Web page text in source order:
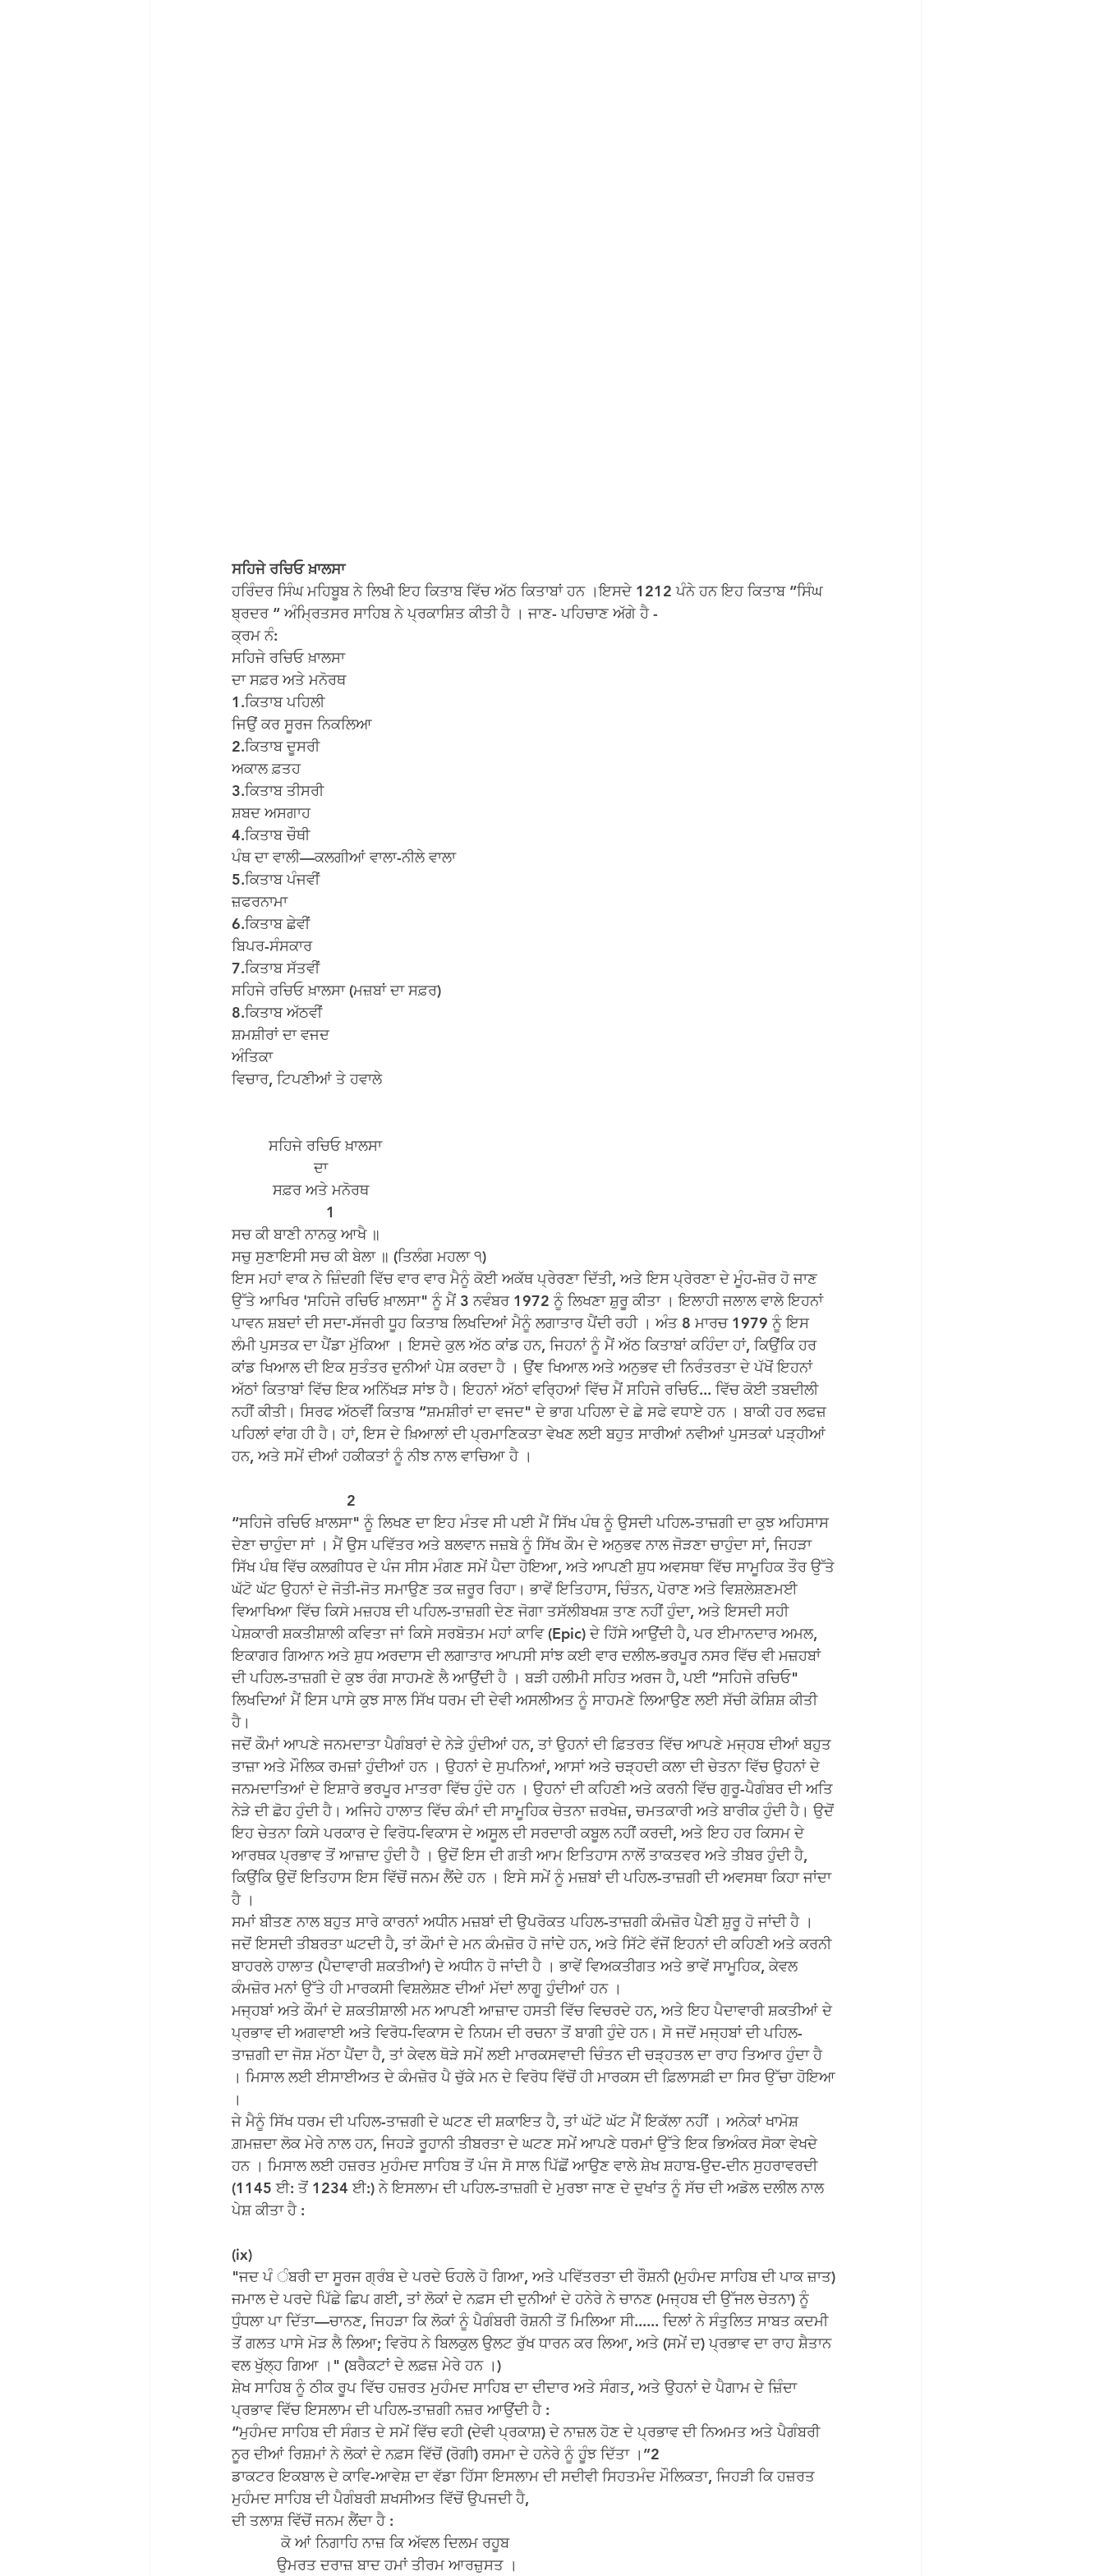
ਸਹਿਜੇ ਰਚਿਓ ਖ਼ਾਲਸਾ
ਹਰਿੰਦਰ ਸਿੰਘ ਮਹਿਬੂਬ ਨੇ ਲਿਖੀ ਇਹ ਕਿਤਾਬ ਵਿੱਚ ਅੱਠ ਕਿਤਾਬਾਂ ਹਨ ।ਇਸਦੇ 1212 ਪੰਨੇ ਹਨ ਇਹ ਕਿਤਾਬ “ਸਿੰਘ
ਬ੍ਰਦਰ “ ਅੰਮਿ੍ਰਤਸਰ ਸਾਹਿਬ ਨੇ ਪ੍ਰਕਾਸ਼ਿਤ ਕੀਤੀ ਹੈ । ਜਾਣ- ਪਹਿਚਾਣ ਅੱਗੇ ਹੈ -
ਕ੍ਰਮ ਨੰ:
ਸਹਿਜੇ ਰਚਿਓ ਖ਼ਾਲਸਾ
ਦਾ ਸਫ਼ਰ ਅਤੇ ਮਨੋਰਥ
1.ਕਿਤਾਬ ਪਹਿਲੀ
ਜਿਉਂ ਕਰ ਸੂਰਜ ਨਿਕਲਿਆ
2.ਕਿਤਾਬ ਦੂਸਰੀ
ਅਕਾਲ ਫ਼ਤਹ
3.ਕਿਤਾਬ ਤੀਸਰੀ
ਸ਼ਬਦ ਅਸਗਾਹ
4.ਕਿਤਾਬ ਚੌਥੀ
ਪੰਥ ਦਾ ਵਾਲੀ—ਕਲਗੀਆਂ ਵਾਲਾ-ਨੀਲੇ ਵਾਲਾ
5.ਕਿਤਾਬ ਪੰਜਵੀਂ
ਜ਼ਫਰਨਾਮਾ
6.ਕਿਤਾਬ ਛੇਵੀਂ
ਬਿਪਰ-ਸੰਸਕਾਰ
7.ਕਿਤਾਬ ਸੱਤਵੀਂ
ਸਹਿਜੇ ਰਚਿਓ ਖ਼ਾਲਸਾ (ਮਜ਼ਬਾਂ ਦਾ ਸਫ਼ਰ)
8.ਕਿਤਾਬ ਅੱਠਵੀਂ
ਸ਼ਮਸ਼ੀਰਾਂ ਦਾ ਵਜਦ
ਅੰਤਿਕਾ
ਵਿਚਾਰ, ਟਿਪਣੀਆਂ ਤੇ ਹਵਾਲੇ
ਸਹਿਜੇ ਰਚਿਓ ਖ਼ਾਲਸਾ
ਦਾ
ਸਫ਼ਰ ਅਤੇ ਮਨੋਰਥ
1
ਸਚ ਕੀ ਬਾਣੀ ਨਾਨਕੁ ਆਖੈ ॥
ਸਚੁ ਸੁਣਾਇਸੀ ਸਚ ਕੀ ਬੇਲਾ ॥ (ਤਿਲੰਗ ਮਹਲਾ ੧)
ਇਸ ਮਹਾਂ ਵਾਕ ਨੇ ਜ਼ਿੰਦਗੀ ਵਿੱਚ ਵਾਰ ਵਾਰ ਮੈਨੂੰ ਕੋਈ ਅਕੱਥ ਪ੍ਰੇਰਣਾ ਦਿੱਤੀ, ਅਤੇ ਇਸ ਪ੍ਰੇਰਣਾ ਦੇ ਮੂੰਹ-ਜ਼ੋਰ ਹੋ ਜਾਣ
ਉੱਤੇ ਆਖਿਰ 'ਸਹਿਜੇ ਰਚਿਓ ਖ਼ਾਲਸਾ" ਨੂੰ ਮੈਂ 3 ਨਵੰਬਰ 1972 ਨੂੰ ਲਿਖਣਾ ਸ਼ੁਰੂ ਕੀਤਾ । ਇਲਾਹੀ ਜਲਾਲ ਵਾਲੇ ਇਹਨਾਂ
ਪਾਵਨ ਸ਼ਬਦਾਂ ਦੀ ਸਦਾ-ਸੱਜਰੀ ਧੂਹ ਕਿਤਾਬ ਲਿਖਦਿਆਂ ਮੈਨੂੰ ਲਗਾਤਾਰ ਪੈਂਦੀ ਰਹੀ । ਅੰਤ 8 ਮਾਰਚ 1979 ਨੂੰ ਇਸ
ਲੰਮੀ ਪੁਸਤਕ ਦਾ ਪੈਂਡਾ ਮੁੱਕਿਆ । ਇਸਦੇ ਕੁਲ ਅੱਠ ਕਾਂਡ ਹਨ, ਜਿਹਨਾਂ ਨੂੰ ਮੈਂ ਅੱਠ ਕਿਤਾਬਾਂ ਕਹਿੰਦਾ ਹਾਂ, ਕਿਉਂਕਿ ਹਰ
ਕਾਂਡ ਖਿਆਲ ਦੀ ਇਕ ਸੁਤੰਤਰ ਦੁਨੀਆਂ ਪੇਸ਼ ਕਰਦਾ ਹੈ । ਉਂਞ ਖਿਆਲ ਅਤੇ ਅਨੁਭਵ ਦੀ ਨਿਰੰਤਰਤਾ ਦੇ ਪੱਖੋਂ ਇਹਨਾਂ
ਅੱਠਾਂ ਕਿਤਾਬਾਂ ਵਿੱਚ ਇਕ ਅਨਿੱਖੜ ਸਾਂਝ ਹੈ। ਇਹਨਾਂ ਅੱਠਾਂ ਵਰ੍ਹਿਆਂ ਵਿੱਚ ਮੈਂ ਸਹਿਜੇ ਰਚਿਓ... ਵਿੱਚ ਕੋਈ ਤਬਦੀਲੀ
ਨਹੀਂ ਕੀਤੀ। ਸਿਰਫ ਅੱਠਵੀਂ ਕਿਤਾਬ “ਸ਼ਮਸ਼ੀਰਾਂ ਦਾ ਵਜਦ" ਦੇ ਭਾਗ ਪਹਿਲਾ ਦੇ ਛੇ ਸਫੇ ਵਧਾਏ ਹਨ । ਬਾਕੀ ਹਰ ਲਫਜ਼
ਪਹਿਲਾਂ ਵਾਂਗ ਹੀ ਹੈ। ਹਾਂ, ਇਸ ਦੇ ਖ਼ਿਆਲਾਂ ਦੀ ਪ੍ਰਮਾਣਿਕਤਾ ਵੇਖਣ ਲਈ ਬਹੁਤ ਸਾਰੀਆਂ ਨਵੀਆਂ ਪੁਸਤਕਾਂ ਪੜ੍ਹੀਆਂ
ਹਨ, ਅਤੇ ਸਮੇਂ ਦੀਆਂ ਹਕੀਕਤਾਂ ਨੂੰ ਨੀਝ ਨਾਲ ਵਾਚਿਆ ਹੈ ।
2
“ਸਹਿਜੇ ਰਚਿਓ ਖ਼ਾਲਸਾ" ਨੂੰ ਲਿਖਣ ਦਾ ਇਹ ਮੰਤਵ ਸੀ ਪਈ ਮੈਂ ਸਿੱਖ ਪੰਥ ਨੂੰ ਉਸਦੀ ਪਹਿਲ-ਤਾਜ਼ਗੀ ਦਾ ਕੁਝ ਅਹਿਸਾਸ
ਦੇਣਾ ਚਾਹੁੰਦਾ ਸਾਂ । ਮੈਂ ਉਸ ਪਵਿੱਤਰ ਅਤੇ ਬਲਵਾਨ ਜਜ਼ਬੇ ਨੂੰ ਸਿੱਖ ਕੌਮ ਦੇ ਅਨੁਭਵ ਨਾਲ ਜੋੜਣਾ ਚਾਹੁੰਦਾ ਸਾਂ, ਜਿਹੜਾ
ਸਿੱਖ ਪੰਥ ਵਿੱਚ ਕਲਗੀਧਰ ਦੇ ਪੰਜ ਸੀਸ ਮੰਗਣ ਸਮੇਂ ਪੈਦਾ ਹੋਇਆ, ਅਤੇ ਆਪਣੀ ਸ਼ੁਧ ਅਵਸਥਾ ਵਿੱਚ ਸਾਮੂਹਿਕ ਤੌਰ ਉੱਤੇ
ਘੱਟੋ ਘੱਟ ਉਹਨਾਂ ਦੇ ਜੋਤੀ-ਜੋਤ ਸਮਾਉਣ ਤਕ ਜ਼ਰੂਰ ਰਿਹਾ। ਭਾਵੇਂ ਇਤਿਹਾਸ, ਚਿੰਤਨ, ਪੋਰਾਣ ਅਤੇ ਵਿਸ਼ਲੇਸ਼ਣਮਈ
ਵਿਆਖਿਆ ਵਿੱਚ ਕਿਸੇ ਮਜ਼ਹਬ ਦੀ ਪਹਿਲ-ਤਾਜ਼ਗੀ ਦੇਣ ਜੋਗਾ ਤਸੱਲੀਬਖਸ਼ ਤਾਣ ਨਹੀਂ ਹੁੰਦਾ, ਅਤੇ ਇਸਦੀ ਸਹੀ
ਪੇਸ਼ਕਾਰੀ ਸ਼ਕਤੀਸ਼ਾਲੀ ਕਵਿਤਾ ਜਾਂ ਕਿਸੇ ਸਰਬੋਤਮ ਮਹਾਂ ਕਾਵਿ (Epic) ਦੇ ਹਿੱਸੇ ਆਉਂਦੀ ਹੈ, ਪਰ ਈਮਾਨਦਾਰ ਅਮਲ,
ਇਕਾਗਰ ਗਿਆਨ ਅਤੇ ਸ਼ੁਧ ਅਰਦਾਸ ਦੀ ਲਗਾਤਾਰ ਆਪਸੀ ਸਾਂਝ ਕਈ ਵਾਰ ਦਲੀਲ-ਭਰਪੂਰ ਨਸਰ ਵਿੱਚ ਵੀ ਮਜ਼ਹਬਾਂ
ਦੀ ਪਹਿਲ-ਤਾਜ਼ਗੀ ਦੇ ਕੁਝ ਰੰਗ ਸਾਹਮਣੇ ਲੈ ਆਉਂਦੀ ਹੈ । ਬੜੀ ਹਲੀਮੀ ਸਹਿਤ ਅਰਜ ਹੈ, ਪਈ “ਸਹਿਜੇ ਰਚਿਓ"
ਲਿਖਦਿਆਂ ਮੈਂ ਇਸ ਪਾਸੇ ਕੁਝ ਸਾਲ ਸਿੱਖ ਧਰਮ ਦੀ ਦੇਵੀ ਅਸਲੀਅਤ ਨੂੰ ਸਾਹਮਣੇ ਲਿਆਉਣ ਲਈ ਸੱਚੀ ਕੋਸ਼ਿਸ਼ ਕੀਤੀ
ਹੈ।
ਜਦੋਂ ਕੌਮਾਂ ਆਪਣੇ ਜਨਮਦਾਤਾ ਪੈਗੰਬਰਾਂ ਦੇ ਨੇੜੇ ਹੁੰਦੀਆਂ ਹਨ, ਤਾਂ ਉਹਨਾਂ ਦੀ ਫ਼ਿਤਰਤ ਵਿੱਚ ਆਪਣੇ ਮਜ੍ਹਬ ਦੀਆਂ ਬਹੁਤ
ਤਾਜ਼ਾ ਅਤੇ ਮੌਲਿਕ ਰਮਜ਼ਾਂ ਹੁੰਦੀਆਂ ਹਨ । ਉਹਨਾਂ ਦੇ ਸੁਪਨਿਆਂ, ਆਸਾਂ ਅਤੇ ਚੜ੍ਹਦੀ ਕਲਾ ਦੀ ਚੇਤਨਾ ਵਿੱਚ ਉਹਨਾਂ ਦੇ
ਜਨਮਦਾਤਿਆਂ ਦੇ ਇਸ਼ਾਰੇ ਭਰਪੂਰ ਮਾਤਰਾ ਵਿੱਚ ਹੁੰਦੇ ਹਨ । ਉਹਨਾਂ ਦੀ ਕਹਿਣੀ ਅਤੇ ਕਰਨੀ ਵਿੱਚ ਗੁਰੂ-ਪੈਗੰਬਰ ਦੀ ਅਤਿ
ਨੇੜੇ ਦੀ ਛੋਹ ਹੁੰਦੀ ਹੈ। ਅਜਿਹੇ ਹਾਲਾਤ ਵਿੱਚ ਕੰਮਾਂ ਦੀ ਸਾਮੂਹਿਕ ਚੇਤਨਾ ਜ਼ਰਖੇਜ਼, ਚਮਤਕਾਰੀ ਅਤੇ ਬਾਰੀਕ ਹੁੰਦੀ ਹੈ। ਉਦੋਂ
ਇਹ ਚੇਤਨਾ ਕਿਸੇ ਪਰਕਾਰ ਦੇ ਵਿਰੋਧ-ਵਿਕਾਸ ਦੇ ਅਸੂਲ ਦੀ ਸਰਦਾਰੀ ਕਬੂਲ ਨਹੀਂ ਕਰਦੀ, ਅਤੇ ਇਹ ਹਰ ਕਿਸਮ ਦੇ
ਆਰਥਕ ਪ੍ਰਭਾਵ ਤੋਂ ਆਜ਼ਾਦ ਹੁੰਦੀ ਹੈ । ਉਦੋਂ ਇਸ ਦੀ ਗਤੀ ਆਮ ਇਤਿਹਾਸ ਨਾਲੋਂ ਤਾਕਤਵਰ ਅਤੇ ਤੀਬਰ ਹੁੰਦੀ ਹੈ,
ਕਿਉਂਕਿ ਉਦੋਂ ਇਤਿਹਾਸ ਇਸ ਵਿੱਚੋਂ ਜਨਮ ਲੈਂਦੇ ਹਨ । ਇਸੇ ਸਮੇਂ ਨੂੰ ਮਜ਼ਬਾਂ ਦੀ ਪਹਿਲ-ਤਾਜ਼ਗੀ ਦੀ ਅਵਸਥਾ ਕਿਹਾ ਜਾਂਦਾ
ਹੈ ।
ਸਮਾਂ ਬੀਤਣ ਨਾਲ ਬਹੁਤ ਸਾਰੇ ਕਾਰਨਾਂ ਅਧੀਨ ਮਜ਼ਬਾਂ ਦੀ ਉਪਰੋਕਤ ਪਹਿਲ-ਤਾਜ਼ਗੀ ਕੰਮਜ਼ੋਰ ਪੈਣੀ ਸ਼ੁਰੂ ਹੋ ਜਾਂਦੀ ਹੈ ।
ਜਦੋਂ ਇਸਦੀ ਤੀਬਰਤਾ ਘਟਦੀ ਹੈ, ਤਾਂ ਕੌਮਾਂ ਦੇ ਮਨ ਕੰਮਜ਼ੋਰ ਹੋ ਜਾਂਦੇ ਹਨ, ਅਤੇ ਸਿੱਟੇ ਵੱਜੋਂ ਇਹਨਾਂ ਦੀ ਕਹਿਣੀ ਅਤੇ ਕਰਨੀ
ਬਾਹਰਲੇ ਹਾਲਾਤ (ਪੈਦਾਵਾਰੀ ਸ਼ਕਤੀਆਂ) ਦੇ ਅਧੀਨ ਹੋ ਜਾਂਦੀ ਹੈ । ਭਾਵੇਂ ਵਿਅਕਤੀਗਤ ਅਤੇ ਭਾਵੇਂ ਸਾਮੂਹਿਕ, ਕੇਵਲ
ਕੰਮਜ਼ੋਰ ਮਨਾਂ ਉੱਤੇ ਹੀ ਮਾਰਕਸੀ ਵਿਸ਼ਲੇਸ਼ਣ ਦੀਆਂ ਮੱਦਾਂ ਲਾਗੂ ਹੁੰਦੀਆਂ ਹਨ ।
ਮਜ੍ਹਬਾਂ ਅਤੇ ਕੌਮਾਂ ਦੇ ਸ਼ਕਤੀਸ਼ਾਲੀ ਮਨ ਆਪਣੀ ਆਜ਼ਾਦ ਹਸਤੀ ਵਿੱਚ ਵਿਚਰਦੇ ਹਨ, ਅਤੇ ਇਹ ਪੈਦਾਵਾਰੀ ਸ਼ਕਤੀਆਂ ਦੇ
ਪ੍ਰਭਾਵ ਦੀ ਅਗਵਾਈ ਅਤੇ ਵਿਰੋਧ-ਵਿਕਾਸ ਦੇ ਨਿਯਮ ਦੀ ਰਚਨਾ ਤੋਂ ਬਾਗੀ ਹੁੰਦੇ ਹਨ। ਸੋ ਜਦੋਂ ਮਜ੍ਹਬਾਂ ਦੀ ਪਹਿਲ-
ਤਾਜ਼ਗੀ ਦਾ ਜੋਸ਼ ਮੱਠਾ ਪੈਂਦਾ ਹੈ, ਤਾਂ ਕੇਵਲ ਥੋੜੇ ਸਮੇਂ ਲਈ ਮਾਰਕਸਵਾਦੀ ਚਿੰਤਨ ਦੀ ਚੜ੍ਹਤਲ ਦਾ ਰਾਹ ਤਿਆਰ ਹੁੰਦਾ ਹੈ
। ਮਿਸਾਲ ਲਈ ਈਸਾਈਅਤ ਦੇ ਕੰਮਜ਼ੋਰ ਪੈ ਚੁੱਕੇ ਮਨ ਦੇ ਵਿਰੋਧ ਵਿੱਚੋਂ ਹੀ ਮਾਰਕਸ ਦੀ ਫ਼ਿਲਾਸਫ਼ੀ ਦਾ ਸਿਰ ਉੱਚਾ ਹੋਇਆ
।
ਜੇ ਮੈਨੂੰ ਸਿੱਖ ਧਰਮ ਦੀ ਪਹਿਲ-ਤਾਜ਼ਗੀ ਦੇ ਘਟਣ ਦੀ ਸ਼ਕਾਇਤ ਹੈ, ਤਾਂ ਘੱਟੋ ਘੱਟ ਮੈਂ ਇਕੱਲਾ ਨਹੀਂ । ਅਨੇਕਾਂ ਖਾਮੋਸ਼
ਗ਼ਮਜ਼ਦਾ ਲੋਕ ਮੇਰੇ ਨਾਲ ਹਨ, ਜਿਹੜੇ ਰੂਹਾਨੀ ਤੀਬਰਤਾ ਦੇ ਘਟਣ ਸਮੇਂ ਆਪਣੇ ਧਰਮਾਂ ਉੱਤੇ ਇਕ ਭਿਅੰਕਰ ਸੋਕਾ ਵੇਖਦੇ
ਹਨ । ਮਿਸਾਲ ਲਈ ਹਜ਼ਰਤ ਮੁਹੰਮਦ ਸਾਹਿਬ ਤੋਂ ਪੰਜ ਸੋ ਸਾਲ ਪਿੱਛੋਂ ਆਉਣ ਵਾਲੇ ਸ਼ੇਖ ਸ਼ਹਾਬ-ਉਦ-ਦੀਨ ਸੁਹਰਾਵਰਦੀ
(1145 ਈ: ਤੋਂ 1234 ਈ:) ਨੇ ਇਸਲਾਮ ਦੀ ਪਹਿਲ-ਤਾਜ਼ਗੀ ਦੇ ਮੁਰਝਾ ਜਾਣ ਦੇ ਦੁਖਾਂਤ ਨੂੰ ਸੱਚ ਦੀ ਅਡੋਲ ਦਲੀਲ ਨਾਲ
ਪੇਸ਼ ਕੀਤਾ ਹੈ :
(ix)
"ਜਦ ਪੰ ੰਬਰੀ ਦਾ ਸੂਰਜ ਗ੍ਰੰਬ ਦੇ ਪਰਦੇ ਓਹਲੇ ਹੋ ਗਿਆ, ਅਤੇ ਪਵਿੱਤਰਤਾ ਦੀ ਰੌਸ਼ਨੀ (ਮੁਹੰਮਦ ਸਾਹਿਬ ਦੀ ਪਾਕ ਜ਼ਾਤ)
ਜਮਾਲ ਦੇ ਪਰਦੇ ਪਿੱਛੇ ਛਿਪ ਗਈ, ਤਾਂ ਲੋਕਾਂ ਦੇ ਨਫ਼ਸ ਦੀ ਦੁਨੀਆਂ ਦੇ ਹਨੇਰੇ ਨੇ ਚਾਨਣ (ਮਜ੍ਹਬ ਦੀ ਉੱਜਲ ਚੇਤਨਾ) ਨੂੰ
ਧੁੰਧਲਾ ਪਾ ਦਿੱਤਾ—ਚਾਨਣ, ਜਿਹੜਾ ਕਿ ਲੋਕਾਂ ਨੂੰ ਪੈਗੰਬਰੀ ਰੋਸ਼ਨੀ ਤੋਂ ਮਿਲਿਆ ਸੀ...... ਦਿਲਾਂ ਨੇ ਸੰਤੁਲਿਤ ਸਾਬਤ ਕਦਮੀ
ਤੋਂ ਗਲਤ ਪਾਸੇ ਮੋੜ ਲੈ ਲਿਆ; ਵਿਰੋਧ ਨੇ ਬਿਲਕੁਲ ਉਲਟ ਰੁੱਖ ਧਾਰਨ ਕਰ ਲਿਆ, ਅਤੇ (ਸਮੇਂ ਦ) ਪ੍ਰਭਾਵ ਦਾ ਰਾਹ ਸ਼ੈਤਾਨ
ਵਲ ਖੁੱਲ੍ਹ ਗਿਆ ।" (ਬਰੈਕਟਾਂ ਦੇ ਲਫ਼ਜ਼ ਮੇਰੇ ਹਨ ।)
ਸ਼ੇਖ ਸਾਹਿਬ ਨੂੰ ਠੀਕ ਰੂਪ ਵਿੱਚ ਹਜ਼ਰਤ ਮੁਹੰਮਦ ਸਾਹਿਬ ਦਾ ਦੀਦਾਰ ਅਤੇ ਸੰਗਤ, ਅਤੇ ਉਹਨਾਂ ਦੇ ਪੈਗਾਮ ਦੇ ਜ਼ਿੰਦਾ
ਪ੍ਰਭਾਵ ਵਿੱਚ ਇਸਲਾਮ ਦੀ ਪਹਿਲ-ਤਾਜ਼ਗੀ ਨਜ਼ਰ ਆਉਂਦੀ ਹੈ :
“ਮੁਹੰਮਦ ਸਾਹਿਬ ਦੀ ਸੰਗਤ ਦੇ ਸਮੇਂ ਵਿੱਚ ਵਹੀ (ਦੇਵੀ ਪ੍ਰਕਾਸ਼) ਦੇ ਨਾਜ਼ਲ ਹੋਣ ਦੇ ਪ੍ਰਭਾਵ ਦੀ ਨਿਅਮਤ ਅਤੇ ਪੈਗੰਬਰੀ
ਨੂਰ ਦੀਆਂ ਰਿਸ਼ਮਾਂ ਨੇ ਲੋਕਾਂ ਦੇ ਨਫ਼ਸ ਵਿੱਚੋਂ (ਰੋਗੀ) ਰਸਮਾ ਦੇ ਹਨੇਰੇ ਨੂੰ ਹੂੰਝ ਦਿੱਤਾ ।”2
ਡਾਕਟਰ ਇਕਬਾਲ ਦੇ ਕਾਵਿ-ਆਵੇਸ਼ ਦਾ ਵੱਡਾ ਹਿੱਸਾ ਇਸਲਾਮ ਦੀ ਸਦੀਵੀ ਸਿਹਤਮੰਦ ਮੌਲਿਕਤਾ, ਜਿਹੜੀ ਕਿ ਹਜ਼ਰਤ
ਮੁਹੰਮਦ ਸਾਹਿਬ ਦੀ ਪੈਗੰਬਰੀ ਸ਼ਖਸੀਅਤ ਵਿੱਚੋਂ ਉਪਜਦੀ ਹੈ,
ਦੀ ਤਲਾਸ਼ ਵਿੱਚੋਂ ਜਨਮ ਲੈਂਦਾ ਹੈ :
ਕੋ ਆਂ ਨਿਗਾਹਿ ਨਾਜ਼ ਕਿ ਅੱਵਲ ਦਿਲਮ ਰਹੂਬ
ਉਮਰਤ ਦਰਾਜ਼ ਬਾਦ ਹਮਾਂ ਤੀਰਮ ਆਰਜ਼ੁਸਤ ।